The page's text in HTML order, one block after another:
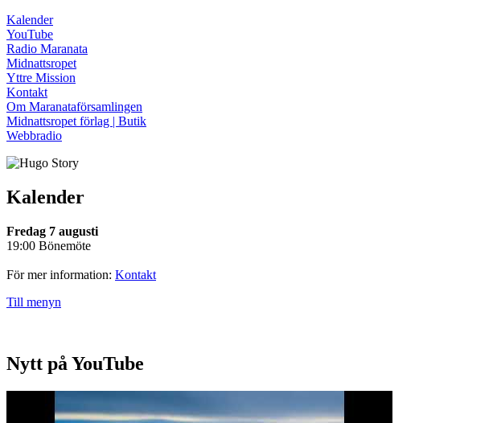
Kalender
YouTube
Radio Maranata
Midnattsropet
Yttre Mission
Kontakt
Om Maranataförsamlingen
Midnattsropet förlag | Butik
Webbradio
Kalender
Fredag 7 augusti
19:00 Bönemöte
För mer information: Kontakt
Till menyn
Nytt på YouTube